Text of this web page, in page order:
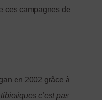
ces campagnes de
en 2002 grâce à
c’est pas